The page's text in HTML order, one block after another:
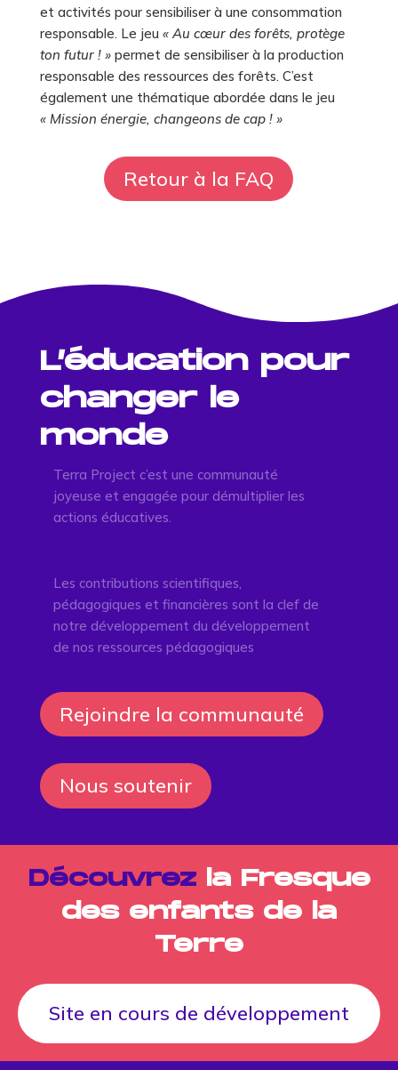
et activités pour sensibiliser à une consommation
responsable. Le jeu « Au cœur des forêts, protège
ton futur ! » permet de sensibiliser à la production
responsable des ressources des forêts. C’est
également une thématique abordée dans le jeu
« Mission énergie, changeons de cap ! »
Retour à la FAQ
L’éducation pour
changer le
monde
Terra Project c’est une communauté
joyeuse et engagée pour démultiplier les
actions éducatives.
Les contributions scientifiques,
pédagogiques et financières sont la clef de
notre développement du développement
de nos ressources pédagogiques
Rejoindre la communauté
Nous soutenir
Découvrez la Fresque
des enfants de la
Terre
Site en cours de développement